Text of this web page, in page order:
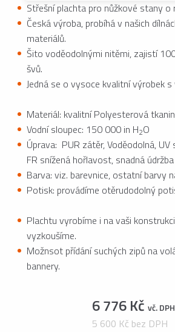
Střešní plachta pro nůžkové stany o
Česká výroba, probíhá v našich
materiálů.
Šito voděodolnými nitěmi, zajistí
švů.
Jedná se o vysoce kvalitní výrobek
Materiál: kvalitní Polyesterová
Vodní sloupec: 150 000 in H2O
Úprava: PUR zátěr, Voděodolná, UV
FR snížená hořlavost, snadná
Barva: viz. barevnice, ostatní barvy
Potisk: provádíme otěrudodolný
Plachtu vyrobíme i na vaši
vyzkoušíme.
Možnsot přídání suchých zipů na
bannery.
6 776 Kč vč. DPH
5 600 Kč bez DPH